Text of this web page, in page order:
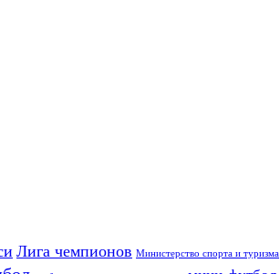
Лига чемпионов Министерство спорта и туризма